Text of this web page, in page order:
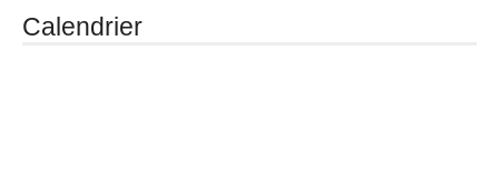
Calendrier